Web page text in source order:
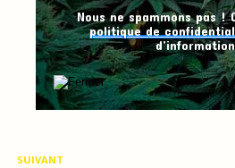
Nous ne spammons pas !
politique de
SUIVANT